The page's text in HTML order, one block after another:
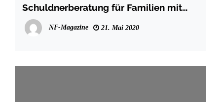
Schuldnerberatung für Familien mit
Kindern
NF-Magazine 21. Mai 2020